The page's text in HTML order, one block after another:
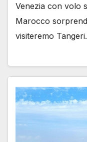
Venezia con volo
Marocco
visiteremo